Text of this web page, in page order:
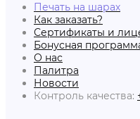
Печать на шарах
Как заказать?
Сертификаты и
Бонусная
О нас
Палитра
Новости
Контроль качества: